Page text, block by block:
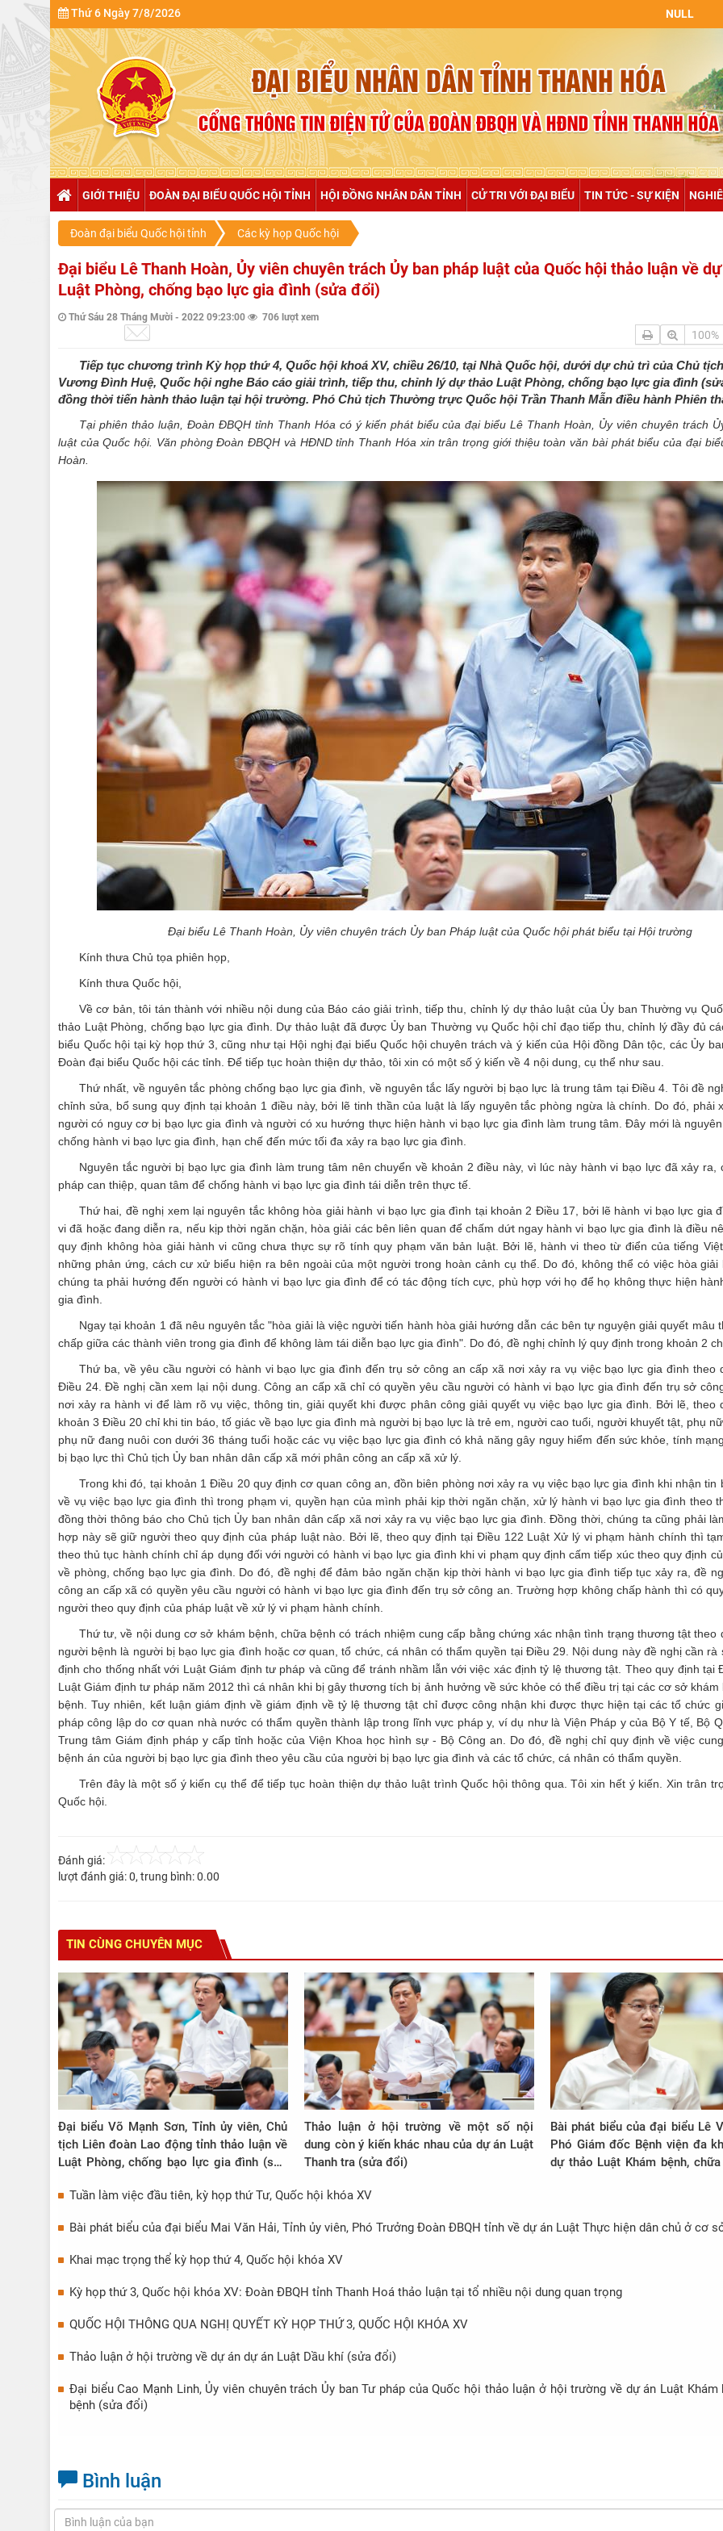
Thứ 6 Ngày 7/8/2026
GIỚI THIỆU ĐOÀN ĐẠI BIỂU QUỐC HỘI TỈNH HỘI ĐỒNG NHÂN DÂN TỈNH CỬ TRI VỚI ĐẠI BIỂU TIN TỨC - SỰ KIỆN
Đoàn đại biểu Quốc hội tỉnh Các kỳ họp Quốc hội
Đại biểu Lê Thanh Hoàn, Ủy viên chuyên trách Ủy ban pháp luật của Quốc hội thảo luận về
Luật Phòng, chống bạo lực gia đình (sửa đổi)
Thứ Sáu 28 Tháng Mười - 2022 09:23:00 706 lượt xem
100%
Tiếp tục chương trình Kỳ họp thứ 4, Quốc hội khoá XV, chiều 26/10, tại Nhà Quốc hội, dưới dự chủ trì của Chủ
Vương Đình Huệ, Quốc hội nghe Báo cáo giải trình, tiếp thu, chỉnh lý dự thảo Luật Phòng, chống bạo lực gia đình
đồng thời tiến hành thảo luận tại hội trường. Phó Chủ tịch Thường trực Quốc hội Trần Thanh Mẫn điều hành Phiên
Tại phiên thảo luận, Đoàn ĐBQH tỉnh Thanh Hóa có ý kiến phát biểu của đại biểu Lê Thanh Hoàn, Ủy viên chuyên trách
luật của Quốc hội. Văn phòng Đoàn ĐBQH và HĐND tỉnh Thanh Hóa xin trân trọng giới thiệu toàn văn bài phát biểu của đại
Hoàn.
Đại biểu Lê Thanh Hoàn, Ủy viên chuyên trách Ủy ban Pháp luật của Quốc hội phát biểu tại Hội trường
Kính thưa Chủ tọa phiên họp,
Kính thưa Quốc hội,
Về cơ bản, tôi tán thành với nhiều nội dung của Báo cáo giải trình, tiếp thu, chỉnh lý dự thảo luật của Ủy ban Thường vụ
thảo Luật Phòng, chống bạo lực gia đình. Dự thảo luật đã được Ủy ban Thường vụ Quốc hội chỉ đạo tiếp thu, chỉnh lý đầy đủ
biểu Quốc hội tại kỳ họp thứ 3, cũng như tại Hội nghị đại biểu Quốc hội chuyên trách và ý kiến của Hội đồng Dân tộc, các Ủy
Đoàn đại biểu Quốc hội các tỉnh. Để tiếp tục hoàn thiện dự thảo, tôi xin có một số ý kiến về 4 nội dung, cụ thể như sau.
Thứ nhất, về nguyên tắc phòng chống bạo lực gia đình, về nguyên tắc lấy người bị bạo lực là trung tâm tại Điều 4. Tôi đề
chỉnh sửa, bổ sung quy định tại khoản 1 điều này, bởi lẽ tinh thần của luật là lấy nguyên tắc phòng ngừa là chính. Do đó, phải
người có nguy cơ bị bạo lực gia đình và người có xu hướng thực hiện hành vi bạo lực gia đình làm trung tâm. Đây mới là nguyên
chống hành vi bạo lực gia đình, hạn chế đến mức tối đa xảy ra bạo lực gia đình.
Nguyên tắc người bị bạo lực gia đình làm trung tâm nên chuyển về khoản 2 điều này, vì lúc này hành vi bạo lực đã xảy ra,
pháp can thiệp, quan tâm để chống hành vi bạo lực gia đình tái diễn trên thực tế.
Thứ hai, đề nghị xem lại nguyên tắc không hòa giải hành vi bạo lực gia đình tại khoản 2 Điều 17, bởi lẽ hành vi bạo lực gia
vi đã hoặc đang diễn ra, nếu kịp thời ngăn chặn, hòa giải các bên liên quan để chấm dứt ngay hành vi bạo lực gia đình là điều
quy định không hòa giải hành vi cũng chưa thực sự rõ tính quy phạm văn bản luật. Bởi lẽ, hành vi theo từ điển của tiếng
những phản ứng, cách cư xử biểu hiện ra bên ngoài của một người trong hoàn cảnh cụ thể. Do đó, không thể có việc hòa giải
chúng ta phải hướng đến người có hành vi bạo lực gia đình để có tác động tích cực, phù hợp với họ để họ không thực hiện
gia đình.
Ngay tại khoản 1 đã nêu nguyên tắc "hòa giải là việc người tiến hành hòa giải hướng dẫn các bên tự nguyện giải quyết mâu
chấp giữa các thành viên trong gia đình để không làm tái diễn bạo lực gia đình". Do đó, đề nghị chỉnh lý quy định trong khoản 2
Thứ ba, về yêu cầu người có hành vi bạo lực gia đình đến trụ sở công an cấp xã nơi xảy ra vụ việc bạo lực gia đình theo
Điều 24. Đề nghị cần xem lại nội dung. Công an cấp xã chỉ có quyền yêu cầu người có hành vi bạo lực gia đình đến trụ sở
nơi xảy ra hành vi để làm rõ vụ việc, thông tin, giải quyết khi được phân công giải quyết vụ việc bạo lực gia đình. Bởi lẽ, theo
khoản 3 Điều 20 chỉ khi tin báo, tố giác về bạo lực gia đình mà người bị bạo lực là trẻ em, người cao tuổi, người khuyết tật, phụ nữ
phụ nữ đang nuôi con dưới 36 tháng tuổi hoặc các vụ việc bạo lực gia đình có khả năng gây nguy hiểm đến sức khỏe, tính
bị bạo lực thì Chủ tịch Ủy ban nhân dân cấp xã mới phân công an cấp xã xử lý.
Trong khi đó, tại khoản 1 Điều 20 quy định cơ quan công an, đồn biên phòng nơi xảy ra vụ việc bạo lực gia đình khi nhận tin
về vụ việc bạo lực gia đình thì trong phạm vi, quyền hạn của mình phải kịp thời ngăn chặn, xử lý hành vi bạo lực gia đình theo
đồng thời thông báo cho Chủ tịch Ủy ban nhân dân cấp xã nơi xảy ra vụ việc bạo lực gia đình. Đồng thời, chúng ta cũng phải
hợp này sẽ giữ người theo quy định của pháp luật nào. Bởi lẽ, theo quy định tại Điều 122 Luật Xử lý vi phạm hành chính thì
theo thủ tục hành chính chỉ áp dụng đối với người có hành vi bạo lực gia đình khi vi phạm quy định cấm tiếp xúc theo quy định
về phòng, chống bạo lực gia đình. Do đó, đề nghị để đảm bảo ngăn chặn kịp thời hành vi bạo lực gia đình tiếp tục xảy ra, đề
công an cấp xã có quyền yêu cầu người có hành vi bạo lực gia đình đến trụ sở công an. Trường hợp không chấp hành thì có
người theo quy định của pháp luật về xử lý vi phạm hành chính.
Thứ tư, về nội dung cơ sở khám bệnh, chữa bệnh có trách nhiệm cung cấp bằng chứng xác nhận tình trạng thương tật theo
người bệnh là người bị bạo lực gia đình hoặc cơ quan, tổ chức, cá nhân có thẩm quyền tại Điều 29. Nội dung này đề nghị cần rà
định cho thống nhất với Luật Giám định tư pháp và cũng để tránh nhầm lẫn với việc xác định tỷ lệ thương tật. Theo quy định tại
Luật Giám định tư pháp năm 2012 thì cá nhân khi bị gây thương tích bị ảnh hưởng về sức khỏe có thể điều trị tại các cơ sở khám
bệnh. Tuy nhiên, kết luận giám định về giám định về tỷ lệ thương tật chỉ được công nhận khi được thực hiện tại các tổ chức
pháp công lập do cơ quan nhà nước có thẩm quyền thành lập trong lĩnh vực pháp y, ví dụ như là Viện Pháp y của Bộ Y tế, Bộ
Trung tâm Giám định pháp y cấp tỉnh hoặc của Viện Khoa học hình sự - Bộ Công an. Do đó, đề nghị chỉ quy định về việc
bệnh án của người bị bạo lực gia đình theo yêu cầu của người bị bạo lực gia đình và các tổ chức, cá nhân có thẩm quyền.
Trên đây là một số ý kiến cụ thể để tiếp tục hoàn thiện dự thảo luật trình Quốc hội thông qua. Tôi xin hết ý kiến. Xin trân
Quốc hội.
Đánh giá:
lượt đánh giá:0, trung bình:0.00
TIN CÙNG CHUYÊN MỤC
Đại biểu Võ Mạnh Sơn, Tỉnh ủy viên, Chủ
tịch Liên đoàn Lao động tỉnh thảo luận về
Luật Phòng, chống bạo lực gia đình (sửa
Thảo luận ở hội trường về một số nội
dung còn ý kiến khác nhau của dự án Luật
Thanh tra (sửa đổi)
Bài phát biểu của đại biểu Lê
Phó Giám đốc Bệnh viện đa
dự thảo Luật Khám bệnh, chữa
Tuần làm việc đầu tiên, kỳ họp thứ Tư, Quốc hội khóa XV
Bài phát biểu của đại biểu Mai Văn Hải, Tỉnh ủy viên, Phó Trưởng Đoàn ĐBQH tỉnh về dự án Luật Thực hiện dân chủ ở cơ
Khai mạc trọng thể kỳ họp thứ 4, Quốc hội khóa XV
Kỳ họp thứ 3, Quốc hội khóa XV: Đoàn ĐBQH tỉnh Thanh Hoá thảo luận tại tổ nhiều nội dung quan trọng
QUỐC HỘI THÔNG QUA NGHỊ QUYẾT KỲ HỌP THỨ 3, QUỐC HỘI KHÓA XV
Thảo luận ở hội trường về dự án dự án Luật Dầu khí (sửa đổi)
Đại biểu Cao Mạnh Linh, Ủy viên chuyên trách Ủy ban Tư pháp của Quốc hội thảo luận ở hội trường về dự án Luật Khám
bệnh (sửa đổi)
Bình luận